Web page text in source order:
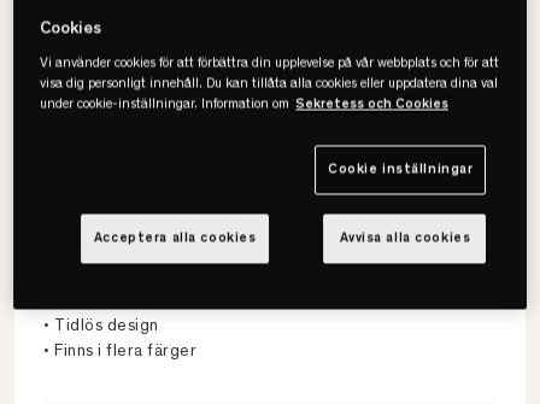
Jensen
Ceres Plus Sänggavel
• Tidlös design
• Finns i flera färger
Cookies
Vi använder cookies för att förbättra din upplevelse på vår webbplats och för att
visa dig personligt innehåll. Du kan tillåta alla cookies eller uppdatera dina val
under cookie-inställningar. Information om Sekretess och Cookies
Cookie inställningar
Avvisa alla cookies
Acceptera alla cookies